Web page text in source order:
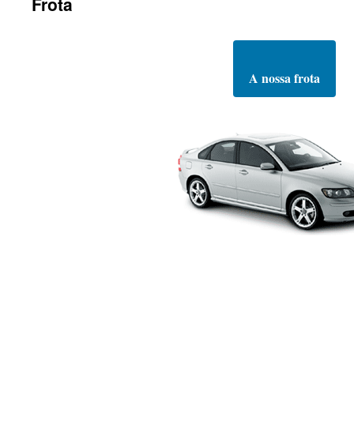
A nossa frota